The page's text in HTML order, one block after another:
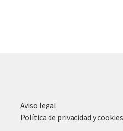
Aviso legal
Política de privacidad y cookies